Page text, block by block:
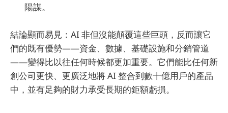
陽謀。
結論顯而易見：AI 非但沒能顛覆這些巨頭，反而讓它
們的既有優勢——資金、數據、基礎設施和分銷管道
——變得比以往任何時候都更加重要。它們能比任何新
創公司更快、更廣泛地將 AI 整合到數十億用戶的產品
中，並有足夠的財力承受長期的鉅額虧損。